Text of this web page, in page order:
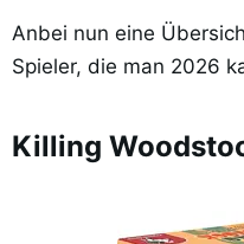
Anbei nun eine
Spieler, die man 2026
Killing